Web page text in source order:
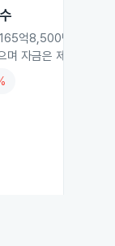
억8,500만원에 양
자금은 제3자배정